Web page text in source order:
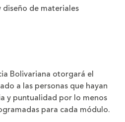
de materiales
Bolivariana otorgará el
a las personas que hayan
y puntualidad por lo menos
para cada módulo.